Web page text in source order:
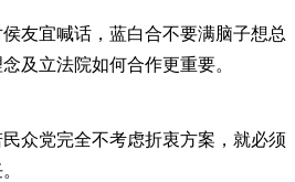
友宜喊话，蓝白合不要满脑子想总
及立法院如何合作更重要。
众党完全不考虑折衷方案，就必须